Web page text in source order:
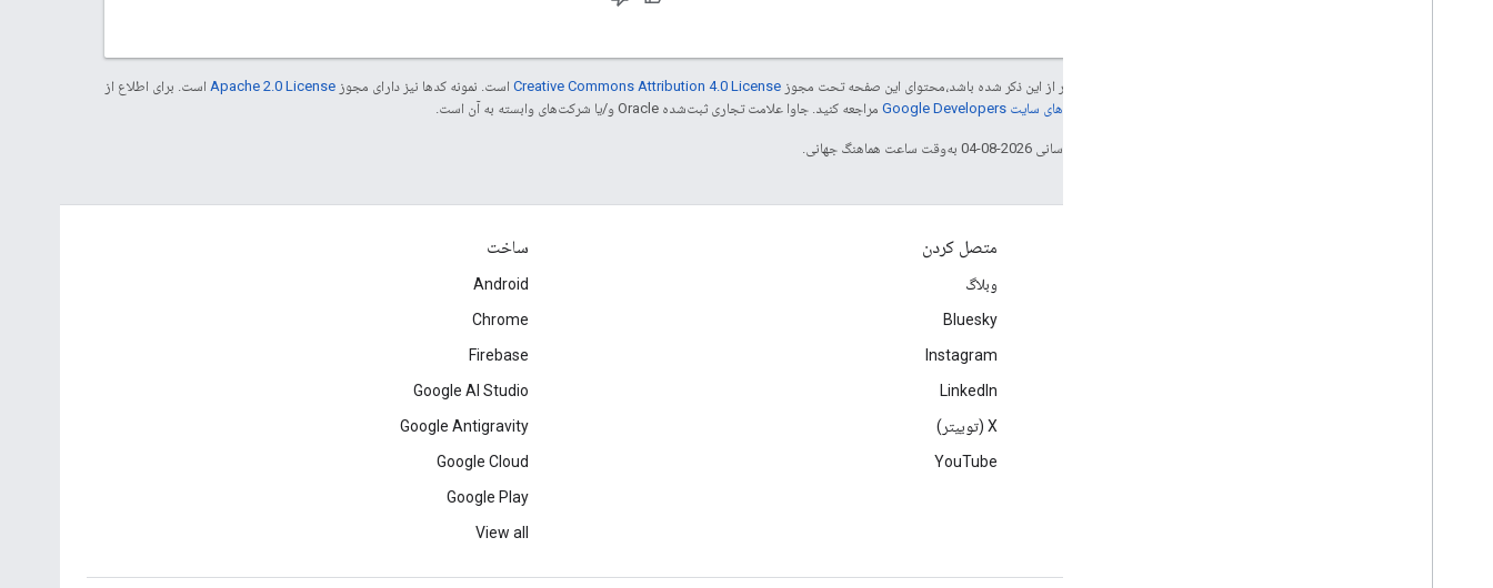
جز در مواردی که غیر از این ذکر شده باشد،‌محتوای این صفحه تحت مجوز Creative Commons Attribution 4.0 License است. نمونه کدها نیز دارای مجوز Apache 2.0 License است. برای اطلاع از
خطمشی‌های سایت Google Developers‏ مراجعه کنید. جاوا علامت تجاری ثبت‌شده Oracle و/یا شرکت‌های وابسته به آن است.
تاریخ آخرین به‌روزرسانی 2026-08-04 به‌وقت ساعت هماهنگ جهانی.
متصل کردن
وبلاگ
Bluesky
Instagram
LinkedIn
‫X (توییتر)
YouTube
ساخت
Android
Chrome
Firebase
Google AI Studio
Google Antigravity
Google Cloud
Google Play
View all